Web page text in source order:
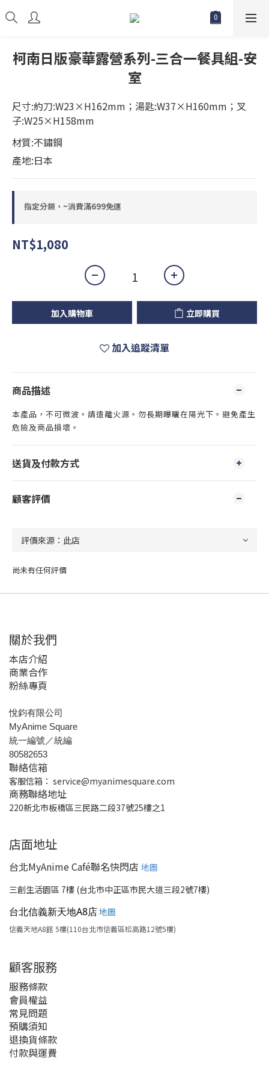
柯南日版豪華露營系列-三合一餐具組-安
室
尺寸:約刀:W23×H162mm；湯匙:W37×H160mm；叉
子:W25×H158mm
材質:不鏽鋼
產地:日本
指定分類，~消費滿699免運
NT$1,080
加入購物車 立即購買
加入追蹤清單
商品描述
本產品，不可微波。請遠離火源。勿長期曝曬在陽光下。避免產生
危險及商品損壞。
送貨及付款方式
顧客評價
尚未有任何評價
關於我們
本店介紹
商業合作
粉絲專頁
悅鈞有限公司
MyAnime Square
統一編號／統編
80582653
聯絡信箱
客服信箱： service@myanimesquare.com
商務聯絡地址
220新北市板橋區三民路二段37號25樓之1
店面地址
台北MyAnime Café聯名快閃店 地圖
三創生活園區 7樓 (台北市中正區市民大道三段2號7樓)
台北信義新天地A8店地圖
信義天地A8館 5樓(110台北市信義區松高路12號5樓)
顧客服務
服務條款
會員權益
常見問題
預購須知
退換貨條款
付款與運費